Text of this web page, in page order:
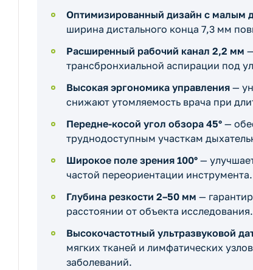
Оптимизированный дизайн с малым
ширина дистального конца 7,3 мм
Расширенный рабочий канал 2,2 мм
трансбронхиальной аспирации под
Высокая эргономика управления —
снижают утомляемость врача при
Передне-косой угол обзора 45° —
труднодоступным участкам
Широкое поле зрения 100° —
частой переориентации инструмента.
Глубина резкости 2–50 мм —
расстоянии от объекта исследования.
Высокочастотный ультразвуковой
мягких тканей и лимфатических
заболеваний.